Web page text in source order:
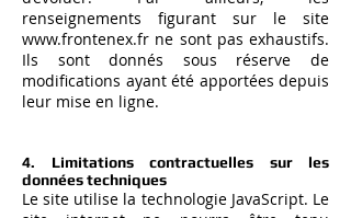
renseignements figurant sur le site
www.frontenex.fr ne sont pas exhaustifs.
Ils sont donnés sous réserve de
modifications ayant été apportées depuis
leur mise en ligne.
4. Limitations contractuelles sur les
données techniques
Le site utilise la technologie JavaScript. Le